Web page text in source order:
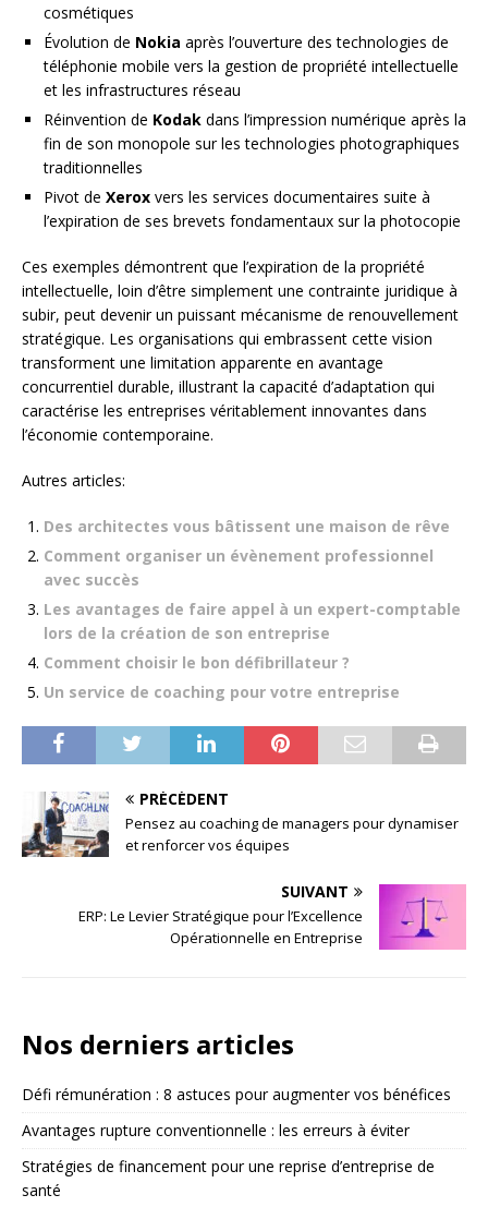
cosmétiques
Évolution de Nokia après l’ouverture des technologies de
téléphonie mobile vers la gestion de propriété intellectuelle
et les infrastructures réseau
Réinvention de Kodak dans l’impression numérique après la
fin de son monopole sur les technologies photographiques
traditionnelles
Pivot de Xerox vers les services documentaires suite à
l’expiration de ses brevets fondamentaux sur la photocopie
Ces exemples démontrent que l’expiration de la propriété
intellectuelle, loin d’être simplement une contrainte juridique à
subir, peut devenir un puissant mécanisme de renouvellement
stratégique. Les organisations qui embrassent cette vision
transforment une limitation apparente en avantage
concurrentiel durable, illustrant la capacité d’adaptation qui
caractérise les entreprises véritablement innovantes dans
l’économie contemporaine.
Autres articles:
Des architectes vous bâtissent une maison de rêve
Comment organiser un évènement professionnel
avec succès
Les avantages de faire appel à un expert-comptable
lors de la création de son entreprise
Comment choisir le bon défibrillateur ?
Un service de coaching pour votre entreprise
PRÉCÉDENT
Pensez au coaching de managers pour dynamiser
et renforcer vos équipes
SUIVANT
ERP: Le Levier Stratégique pour l’Excellence
Opérationnelle en Entreprise
Nos derniers articles
Défi rémunération : 8 astuces pour augmenter vos bénéfices
Avantages rupture conventionnelle : les erreurs à éviter
Stratégies de financement pour une reprise d’entreprise de
santé